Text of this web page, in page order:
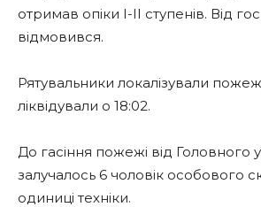
отримав опіки І-ІІ ступенів. Від
відмовився.
Рятувальники локалізували
ліквідували о 18:02.
До гасіння пожежі від Головного
залучалось 6 чоловік особового
одиниці техніки.